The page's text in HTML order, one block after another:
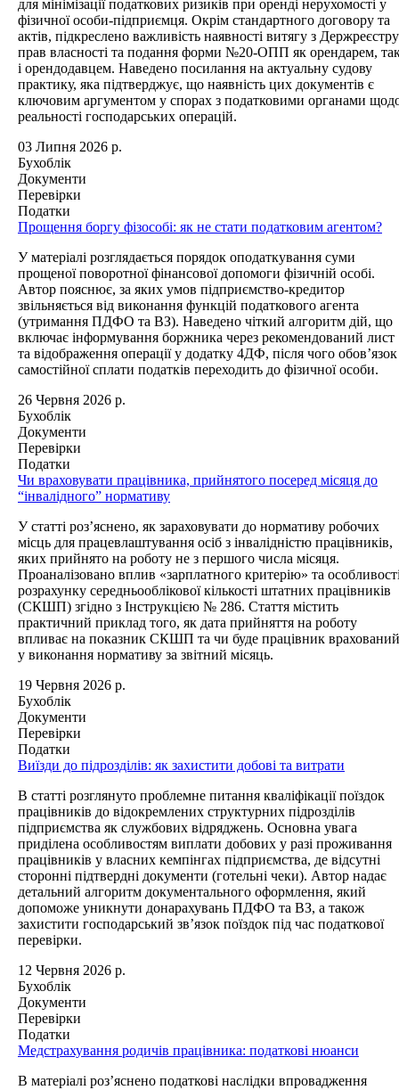
для мінімізації податкових ризиків при оренді нерухомості у
фізичної особи-підприємця. Окрім стандартного договору та
актів, підкреслено важливість наявності витягу з Держреєстру
прав власності та подання форми №20-ОПП як орендарем,
і орендодавцем. Наведено посилання на актуальну судову
практику, яка підтверджує, що наявність цих документів є
ключовим аргументом у спорах з податковими органами
реальності господарських операцій.
03 Липня 2026 р.
Бухоблік
Документи
Перевірки
Податки
Прощення боргу фізособі: як не стати податковим агентом?
У матеріалі розглядається порядок оподаткування суми
прощеної поворотної фінансової допомоги фізичній особі.
Автор пояснює, за яких умов підприємство-кредитор
звільняється від виконання функцій податкового агента
(утримання ПДФО та ВЗ). Наведено чіткий алгоритм дій, що
включає інформування боржника через рекомендований лист
та відображення операції у додатку 4ДФ, після чого обов’язок
самостійної сплати податків переходить до фізичної особи.
26 Червня 2026 р.
Бухоблік
Документи
Перевірки
Податки
Чи враховувати працівника, прийнятого посеред місяця до
“інвалідного” нормативу
У статті роз’яснено, як зараховувати до нормативу робочих
місць для працевлаштування осіб з інвалідністю працівників,
яких прийнято на роботу не з першого числа місяця.
Проаналізовано вплив «зарплатного критерію» та
розрахунку середньооблікової кількості штатних працівників
(СКШП) згідно з Інструкцією № 286. Стаття містить
практичний приклад того, як дата прийняття на роботу
впливає на показник СКШП та чи буде працівник врахований
у виконання нормативу за звітний місяць.
19 Червня 2026 р.
Бухоблік
Документи
Перевірки
Податки
Виїзди до підрозділів: як захистити добові та витрати
В статті розглянуто проблемне питання кваліфікації поїздок
працівників до відокремлених структурних підрозділів
підприємства як службових відряджень. Основна увага
приділена особливостям виплати добових у разі проживання
працівників у власних кемпінгах підприємства, де відсутні
сторонні підтвердні документи (готельні чеки). Автор надає
детальний алгоритм документального оформлення, який
допоможе уникнути донарахувань ПДФО та ВЗ, а також
захистити господарський зв’язок поїздок під час податкової
перевірки.
12 Червня 2026 р.
Бухоблік
Документи
Перевірки
Податки
Медстрахування родичів працівника: податкові нюанси
В матеріалі роз’яснено податкові наслідки впровадження